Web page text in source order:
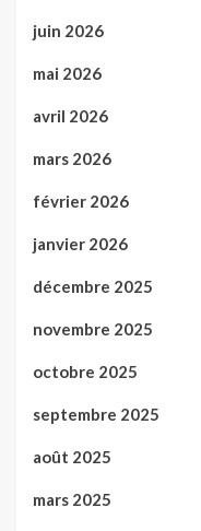
juin 2026
mai 2026
avril 2026
mars 2026
février 2026
janvier 2026
décembre 2025
novembre 2025
octobre 2025
septembre 2025
août 2025
mars 2025